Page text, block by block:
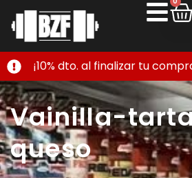
¡10% dto. al finalizar tu
Vainilla-
queso